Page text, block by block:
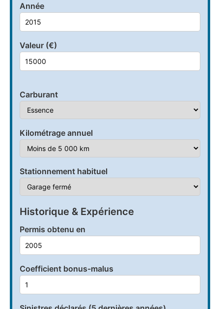
Année
Valeur (€)
Carburant
Kilométrage annuel
Stationnement habituel
Historique & Expérience
Permis obtenu en
Coefficient bonus-malus